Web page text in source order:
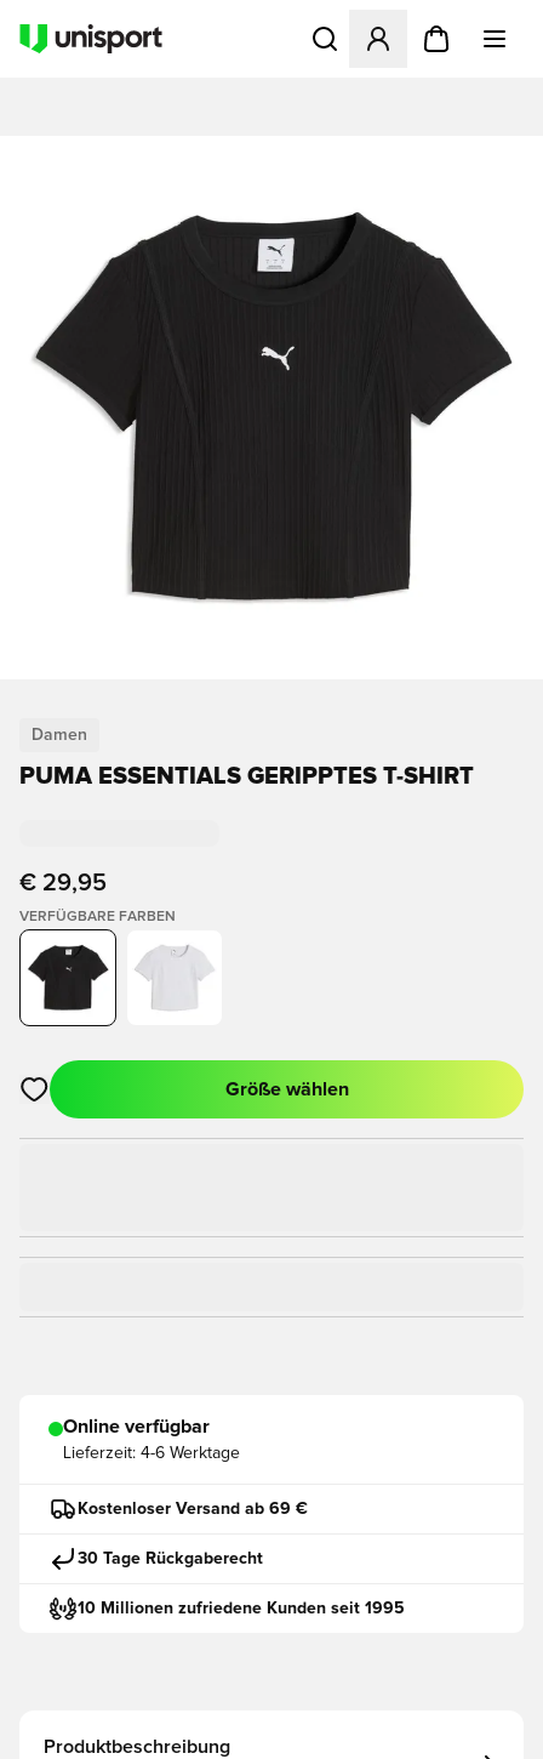
Öffnet ein Fenster zum
Damen
PUMA ESSENTIALS GERIPPTES T-SHIRT
€ 29,95
VERFÜGBARE FARBEN
Öffnet ein Fenster zum Anmelden oder Registrieren als
Größe wählen
Online verfügbar
Lieferzeit: 4-6 Werktage
Kostenloser Versand ab 69 €
30 Tage Rückgaberecht
10 Millionen zufriedene Kunden seit 1995
Produktbeschreibung